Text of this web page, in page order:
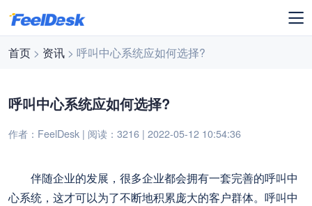
首页 > 资讯 > 呼叫中心系统应如何选择?
呼叫中心系统应如何选择?
作者：FeelDesk | 阅读：3216 | 2022-05-12 10:54:36
伴随企业的发展，很多企业都会拥有一套完善的呼叫中
心系统，这才可以为了不断地积累庞大的客户群体。呼叫中